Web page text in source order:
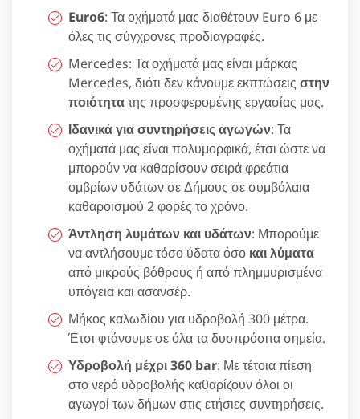
Euro6: Τα οχήματά μας διαθέτουν Euro 6 με
όλες τις σύγχρονες προδιαγραφές.
Mercedes: Τα οχήματά μας είναι μάρκας
Mercedes, διότι δεν κάνουμε εκπτώσεις στην
ποιότητατης προσφερομένης εργασίας μας.
Ιδανικά για συντηρήσεις αγωγών: Τα
οχήματά μας είναι πολυμορφικά, έτσι ώστε να
μπορούν να καθαρίσουν σειρά φρεάτια
ομβρίων υδάτων σε Δήμους σε συμβόλαια
καθαροισμού 2 φορές το χρόνο.
Άντληση λυμάτων και υδάτων: Μπορούμε
να αντλήσουμε τόσο ύδατα όσο και λύματα
από μικρούς βόθρους ή από πλημμυρισμένα
υπόγεια και ασανσέρ.
Μήκος καλωδίου για υδροβολή 300 μέτρα.
Έτσι φτάνουμε σε όλα τα δυσπρόσιτα σημεία.
Υδροβολή μέχρι 360 bar: Με τέτοια πίεση
στο νερό υδροβολής καθαρίζουν όλοι οι
αγωγοί των δήμων στις ετήσιες συντηρήσεις.